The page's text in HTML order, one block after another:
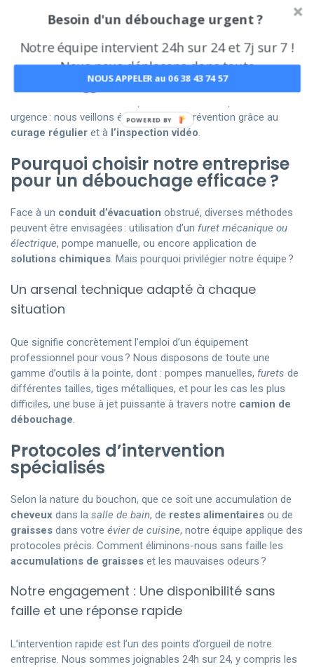
Notre entreprise basée à Grenoble, dirigée par moi-même,
Cédric Di Maria, s’étend désormais ses services jusqu’à Lans-
en-Vercors. Nous utilisons uncamion hydrocureurde haute
urgence : nous veillons également à la prévention grâce au
curage régulier et à l’inspection vidéo.
Pourquoi choisir notre entreprise
pour un débouchage efficace ?
Face à un conduit d’évacuation obstrué, diverses méthodes
peuvent être envisagées : utilisation d’un furet mécanique ou
électrique, pompe manuelle, ou encore application de
solutions chimiques. Mais pourquoi privilégier notre équipe ?
Un arsenal technique adapté à chaque
situation
Que signifie concrètement l’emploi d’un équipement
professionnel pour vous ? Nous disposons de toute une
gamme d’outils à la pointe, dont : pompes manuelles, furets de
différentes tailles, tiges métalliques, et pour les cas les plus
difficiles, une buse à jet puissante à travers notre camion de
débouchage.
Protocoles d’intervention
spécialisés
Selon la nature du bouchon, que ce soit une accumulation de
cheveux dans la salle de bain, de restes alimentaires ou de
graisses dans votre évier de cuisine, notre équipe applique des
protocoles précis. Comment éliminons-nous sans faille les
accumulations de graisses et les mauvaises odeurs ?
Notre engagement : Une disponibilité sans
faille et une réponse rapide
L’intervention rapide est l’un des points d’orgueil de notre
entreprise. Nous sommes joignables 24h sur 24, y compris les
Besoin d'un débouchage urgent ?
Notre équipe intervient 24h sur 24 et 7j sur 7 !
Nous nous déplaçons dans toute
l'agglomération de Grenoble !
NOUS APPELER au 06 38 43 74 57
POWERED BY